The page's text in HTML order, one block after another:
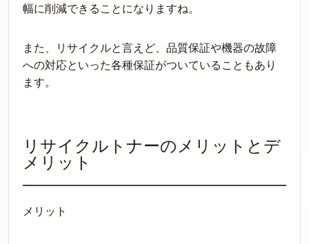
幅に削減できることになりますね。
また、リサイクルと言えど、品質保証や機器の故障
への対応といった各種保証がついていることもあり
ます。
リサイクルトナーのメリットとデ
メリット
メリット